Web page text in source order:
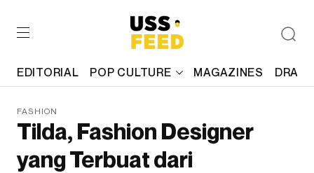
EDITORIAL POP CULTURE MAGAZINES
FASHION
Tilda, Fashion Designer
yang Terbuat dari